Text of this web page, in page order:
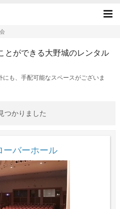
目的で利用できる大野城
とができる大野城のレンタル
も、手配可能なスペースがございま
つかりました
ーバーホール